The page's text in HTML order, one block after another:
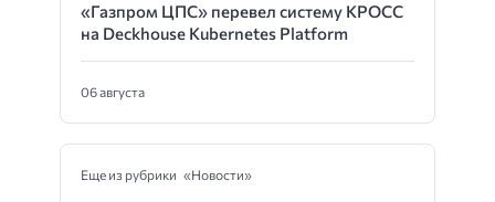
«Газпром ЦПС» перевел систему КРОСС
на Deckhouse Kubernetes Platform
06 августа
Еще из рубрики «Новости»